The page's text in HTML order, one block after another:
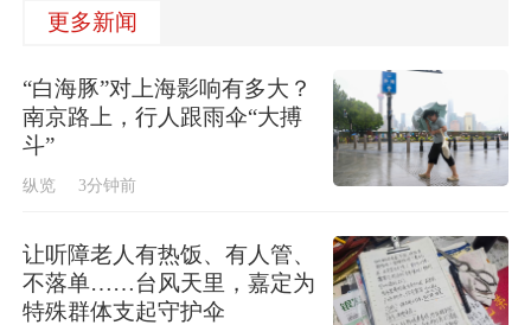
更多新闻
“白海豚”对上海影响有多大？
南京路上，行人跟雨伞“大搏
斗”
纵览 3分钟前
让听障老人有热饭、有人管、
不落单……台风天里，嘉定为
特殊群体支起守护伞